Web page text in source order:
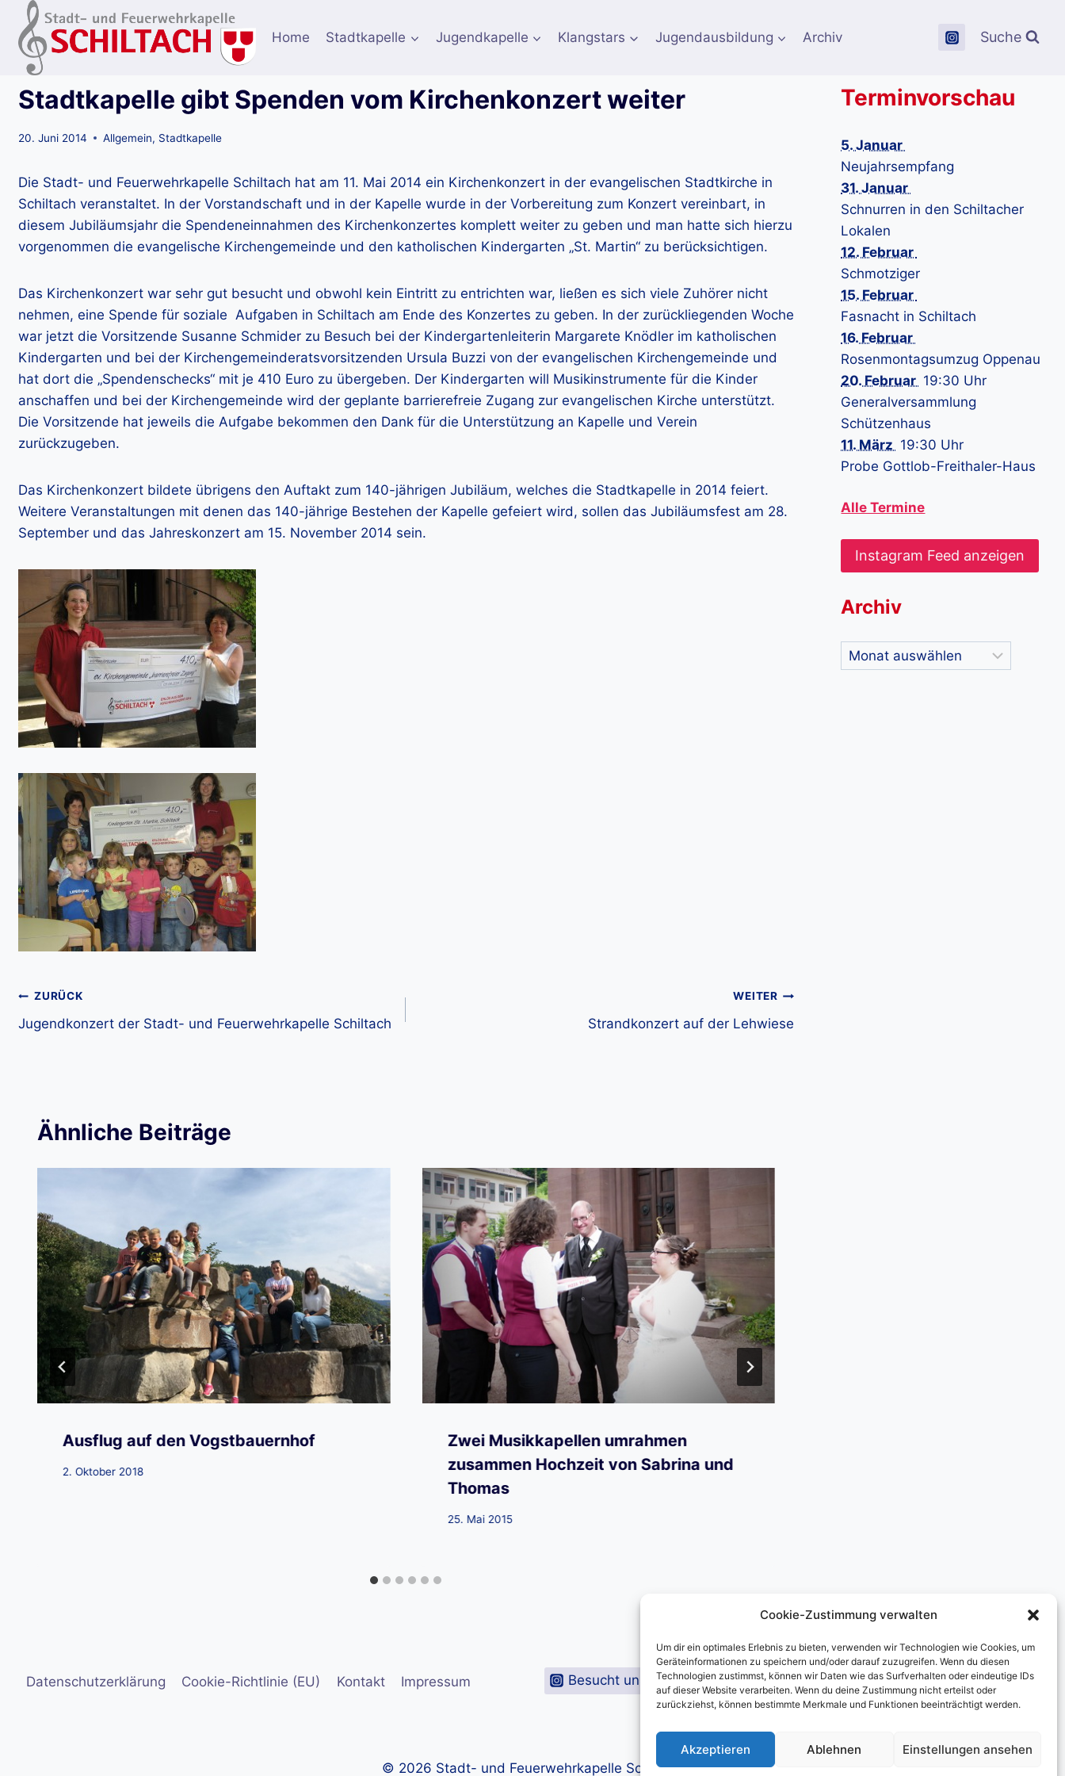
Cookie-Zustimmung verwalten
Um dir ein optimales Erlebnis zu bieten, verwenden wir Technologien wie Cookies, um
Geräteinformationen zu speichern und/oder darauf zuzugreifen. Wenn du diesen
Technologien zustimmst, können wir Daten wie das Surfverhalten oder eindeutige IDs
auf dieser Website verarbeiten. Wenn du deine Zustimmung nicht erteilst oder
zurückziehst, können bestimmte Merkmale und Funktionen beeinträchtigt werden.
Akzeptieren Ablehnen Einstellungen ansehen
Zum
Inhalt
springen
Home Stadtkapelle Jugendkapelle Klangstars Jugendausbildung Archiv Suche
Stadtkapelle gibt Spenden vom Kirchenkonzert weiter
20. Juni 2014 Allgemein, Stadtkapelle
Die Stadt- und Feuerwehrkapelle Schiltach hat am 11. Mai 2014 ein Kirchenkonzert in der evangelischen Stadtkirche in
Schiltach veranstaltet. In der Vorstandschaft und in der Kapelle wurde in der Vorbereitung zum Konzert vereinbart, in
diesem Jubiläumsjahr die Spendeneinnahmen des Kirchenkonzertes komplett weiter zu geben und man hatte sich hierzu
vorgenommen die evangelische Kirchengemeinde und den katholischen Kindergarten „St. Martin“ zu berücksichtigen.
Das Kirchenkonzert war sehr gut besucht und obwohl kein Eintritt zu entrichten war, ließen es sich viele Zuhörer nicht
nehmen, eine Spende für soziale Aufgaben in Schiltach am Ende des Konzertes zu geben. In der zurückliegenden Woche
war jetzt die Vorsitzende Susanne Schmider zu Besuch bei der Kindergartenleiterin Margarete Knödler im katholischen
Kindergarten und bei der Kirchengemeinderatsvorsitzenden Ursula Buzzi von der evangelischen Kirchengemeinde und
hat dort die „Spendenschecks“ mit je 410 Euro zu übergeben. Der Kindergarten will Musikinstrumente für die Kinder
anschaffen und bei der Kirchengemeinde wird der geplante barrierefreie Zugang zur evangelischen Kirche unterstützt.
Die Vorsitzende hat jeweils die Aufgabe bekommen den Dank für die Unterstützung an Kapelle und Verein
zurückzugeben.
Das Kirchenkonzert bildete übrigens den Auftakt zum 140-jährigen Jubiläum, welches die Stadtkapelle in 2014 feiert.
Weitere Veranstaltungen mit denen das 140-jährige Bestehen der Kapelle gefeiert wird, sollen das Jubiläumsfest am 28.
September und das Jahreskonzert am 15. November 2014 sein.
Beitragsnavigation
ZURÜCK
Jugendkonzert der Stadt- und Feuerwehrkapelle Schiltach
WEITER
Strandkonzert auf der Lehwiese
Ähnliche Beiträge
Ausflug auf den Vogstbauernhof
2. Oktober 2018
Zwei Musikkapellen umrahmen
zusammen Hochzeit von Sabrina und
Thomas
25. Mai 2015
Terminvorschau
5. Januar
Neujahrsempfang
31. Januar
Schnurren in den Schiltacher
Lokalen
12. Februar
Schmotziger
15. Februar
Fasnacht in Schiltach
16. Februar
Rosenmontagsumzug Oppenau
20. Februar 19:30 Uhr
Generalversammlung
Schützenhaus
11. März 19:30 Uhr
Probe Gottlob-Freithaler-Haus
Alle Termine
Instagram Feed anzeigen
Archiv
Archiv
Datenschutzerklärung Cookie-Richtlinie (EU) Kontakt Impressum Besucht uns auf Instagram
© 2026 Stadt- und Feuerwehrkapelle Schiltach